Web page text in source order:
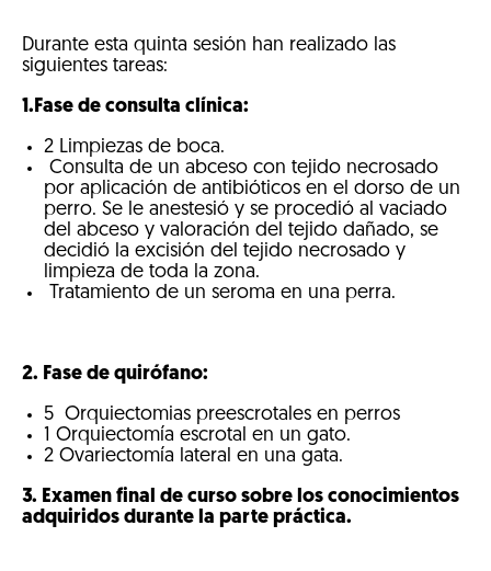
Durante esta quinta sesión han realizado las
siguientes tareas:
1.Fase de consulta clínica:
2 Limpiezas de boca.
Consulta de un abceso con tejido necrosado
por aplicación de antibióticos en el dorso de un
perro. Se le anestesió y se procedió al vaciado
del abceso y valoración del tejido dañado, se
decidió la excisión del tejido necrosado y
limpieza de toda la zona.
Tratamiento de un seroma en una perra.
2. Fase de quirófano:
5 Orquiectomias preescrotales en perros
1 Orquiectomía escrotal en un gato.
2 Ovariectomía lateral en una gata.
3. Examen final de curso sobre los conocimientos
adquiridos durante la parte práctica.